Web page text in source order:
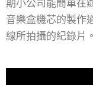
音樂盒機芯的製作
線所拍攝的紀錄片。